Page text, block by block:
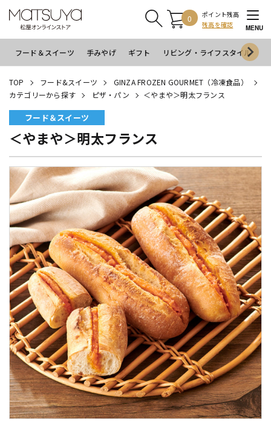
0
ポイント残高
残高を確認
MENU
フード＆スイーツ 手みやげ ギフト リビング・ライフスタイル
TOP フード&スイーツ
GINZA FROZEN GOURMET（冷凍食品）
カテゴリーから探す
ピザ・パン ＜やまや＞明太フランス
フード＆スイーツ
＜やまや＞明太フランス